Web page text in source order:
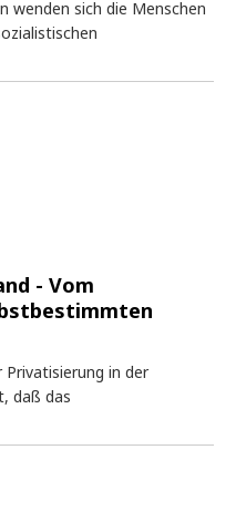
wenden sich die Menschen
- Vom
Privatisierung in der
daß das